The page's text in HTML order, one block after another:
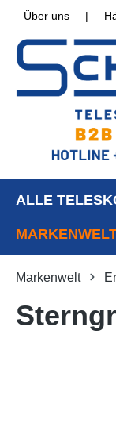
Über uns |
ALLE
Markenwelt